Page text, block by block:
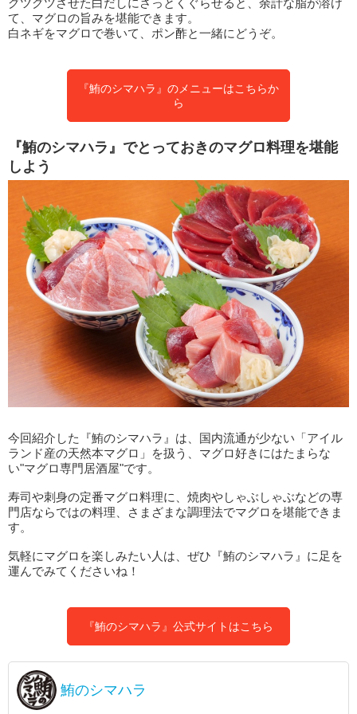
グツグツさせた白だしにさっとくぐらせると、余計な脂が溶け
て、マグロの旨みを堪能できます。
白ネギをマグロで巻いて、ポン酢と一緒にどうぞ。
『鮪のシマハラ』のメニューはこちらか
ら
『鮪のシマハラ』でとっておきのマグロ料理を堪能
しよう
今回紹介した『鮪のシマハラ』は、国内流通が少ない「アイル
ランド産の天然本マグロ」を扱う、マグロ好きにはたまらな
い"マグロ専門居酒屋"です。
寿司や刺身の定番マグロ料理に、焼肉やしゃぶしゃぶなどの専
門店ならではの料理、さまざまな調理法でマグロを堪能できま
す。
気軽にマグロを楽しみたい人は、ぜひ『鮪のシマハラ』に足を
運んでみてくださいね！
『鮪のシマハラ』公式サイトはこちら
鮪のシマハラ